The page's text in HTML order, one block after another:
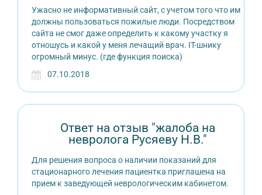
Ужасно не информативный сайт, с учетом того что им
должны пользоваться пожилые люди. Посредством
сайта не смог даже определить к какому участку я
отношусь и какой у меня лечащий врач. IT-шнику
огромный минус. (где функция поиска)
07.10.2018
Ответ на отзыв "жалоба на
невролога Русяеву Н.В."
Для решения вопроса о наличии показаний для
стационарного лечения пациентка приглашена на
прием к заведующей неврологическим кабинетом.